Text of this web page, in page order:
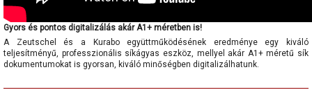
Gyors és pontos digitalizálás akár A1+ méretben is!
A Zeutschel és a Kurabo együttműködésének eredménye egy kiváló
teljesítményű, professzionális síkágyas eszköz, mellyel akár A1+ méretű sík
dokumentumokat is gyorsan, kiváló minőségben digitalizálhatunk.